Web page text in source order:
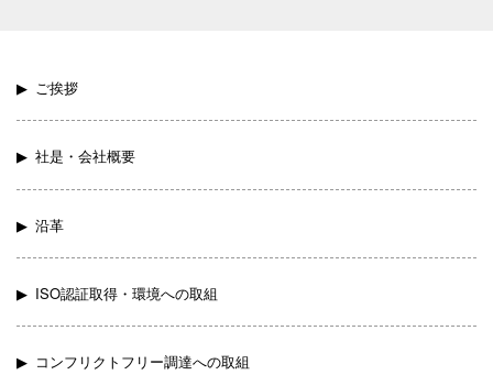
ご挨拶
社是・会社概要
沿革
ISO認証取得・環境への取組
コンフリクトフリー調達への取組